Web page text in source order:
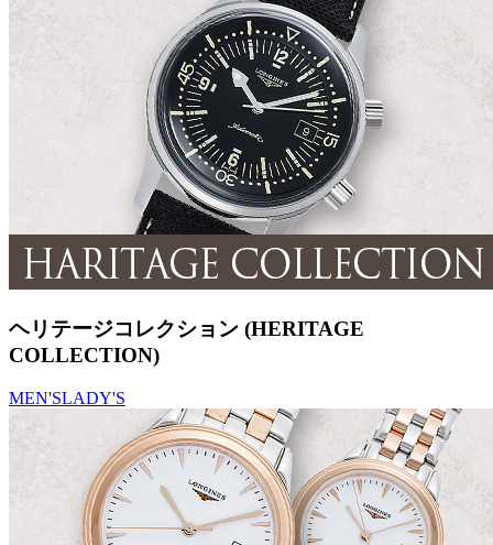
ヘリテージコレクション (HERITAGE
COLLECTION)
MEN'SLADY'S